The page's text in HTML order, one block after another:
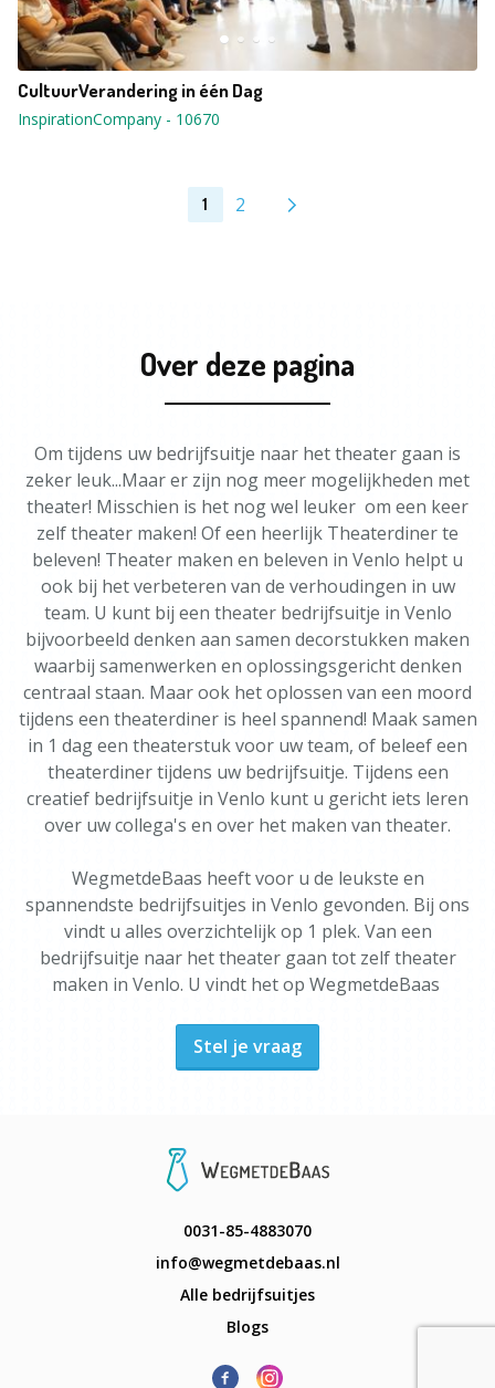
CultuurVerandering in één Dag
InspirationCompany - 10670
1 2
Over deze pagina
Om tijdens uw bedrijfsuitje naar het theater gaan is
zeker leuk...Maar er zijn nog meer mogelijkheden met
theater! Misschien is het nog wel leuker om een keer
zelf theater maken! Of een heerlijk Theaterdiner te
beleven! Theater maken en beleven in Venlo helpt u
ook bij het verbeteren van de verhoudingen in uw
team. U kunt bij een theater bedrijfsuitje in Venlo
bijvoorbeeld denken aan samen decorstukken maken
waarbij samenwerken en oplossingsgericht denken
centraal staan. Maar ook het oplossen van een moord
tijdens een theaterdiner is heel spannend! Maak samen
in 1 dag een theaterstuk voor uw team, of beleef een
theaterdiner tijdens uw bedrijfsuitje. Tijdens een
creatief bedrijfsuitje in Venlo kunt u gericht iets leren
over uw collega's en over het maken van theater.
WegmetdeBaas heeft voor u de leukste en
spannendste bedrijfsuitjes in Venlo gevonden. Bij ons
vindt u alles overzichtelijk op 1 plek. Van een
bedrijfsuitje naar het theater gaan tot zelf theater
maken in Venlo. U vindt het op WegmetdeBaas
Stel je vraag
0031-85-4883070
info@wegmetdebaas.nl
Alle bedrijfsuitjes
Blogs